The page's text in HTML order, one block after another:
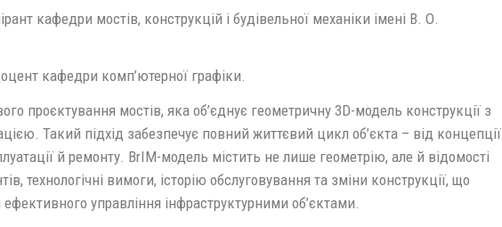
кафедри мостів, конструкцій і будівельної механіки імені В. О.
кафедри комп’ютерної графіки.
проєктування мостів, яка об’єднує геометричну 3D-модель конструкції з
Такий підхід забезпечує повний життєвий цикл об’єкта – від концепції
й ремонту. BrIM-модель містить не лише геометрію, але й відомості
технологічні вимоги, історію обслуговування та зміни конструкції, що
управління інфраструктурними об’єктами.